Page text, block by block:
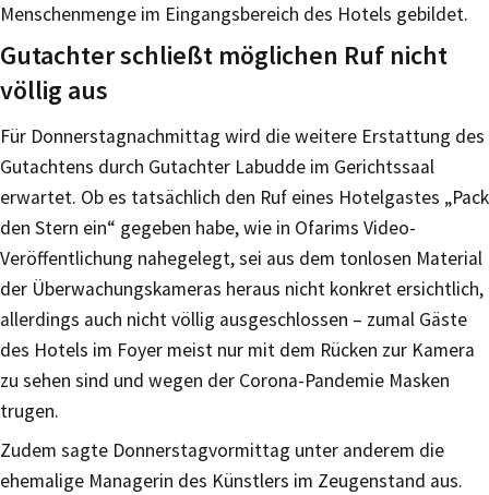
Menschenmenge im Eingangsbereich des Hotels gebildet.
Gutachter schließt möglichen Ruf nicht
völlig aus
Für Donnerstagnachmittag wird die weitere Erstattung des
Gutachtens durch Gutachter Labudde im Gerichtssaal
erwartet. Ob es tatsächlich den Ruf eines Hotelgastes „Pack
den Stern ein“ gegeben habe, wie in Ofarims Video-
Veröffentlichung nahegelegt, sei aus dem tonlosen Material
der Überwachungskameras heraus nicht konkret ersichtlich,
allerdings auch nicht völlig ausgeschlossen – zumal Gäste
des Hotels im Foyer meist nur mit dem Rücken zur Kamera
zu sehen sind und wegen der Corona-Pandemie Masken
trugen.
Zudem sagte Donnerstagvormittag unter anderem die
ehemalige Managerin des Künstlers im Zeugenstand aus.